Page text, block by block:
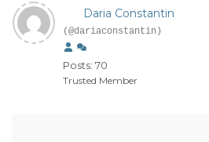
Daria Constantin
(@dariaconstantin)
Posts: 70
Trusted Member